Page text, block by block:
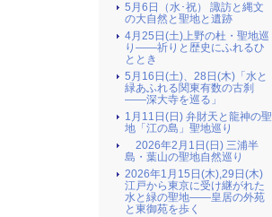
5月6日（水･祝） 諏訪と縄文
の大自然と聖地と遺跡
4月25日(土)上野の杜・聖地巡
り――祈りと歴史にふれるひ
ととき
5月16日(土)、28日(木)「水と
緑あふれる関東有数の古刹
――深大寺を巡る」
1月11日(日) 弁財天と龍神の聖
地「江の島」聖地巡り
2026年2月1日(日) 三浦半
島・葉山の聖地自然巡り
2026年1月15日(木),29日(木)
江戸から東京に受け継がれた
水と緑の聖地――皇居の外苑
と東御苑を歩く